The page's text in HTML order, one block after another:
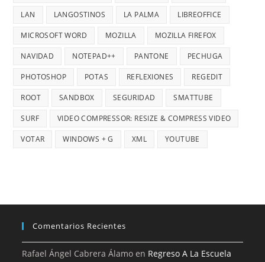
LAN LANGOSTINOS LA PALMA LIBREOFFICE
MICROSOFT WORD MOZILLA MOZILLA FIREFOX
NAVIDAD NOTEPAD++ PANTONE PECHUGA
PHOTOSHOP POTAS REFLEXIONES REGEDIT
ROOT SANDBOX SEGURIDAD SMATTUBE
SURF VIDEO COMPRESSOR: RESIZE & COMPRESS VIDEO
VOTAR WINDOWS + G XML YOUTUBE
Comentarios Recientes
Rafael Ángel Cabrera Álamo en Regreso A La Escuela